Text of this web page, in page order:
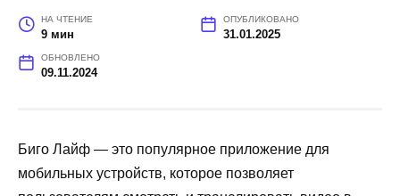
НА ЧТЕНИЕ
9 мин
ОПУБЛИКОВАНО
31.01.2025
ОБНОВЛЕНО
09.11.2024
Биго Лайф — это популярное приложение для
мобильных устройств, которое позволяет